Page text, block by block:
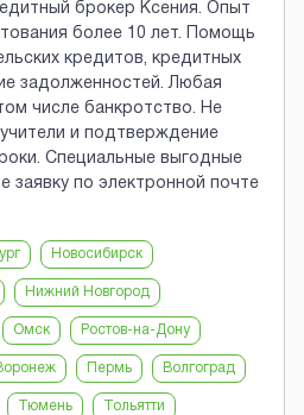
брокер Ксения. Опыт
более 10 лет. Помощь
кредитов, кредитных
задолженностей. Любая
числе банкротство. Не
и подтверждение
Специальные выгодные
заявку по электронной почте
Новосибирск
Нижний Новгород
Омск Ростов-на-Дону
Пермь Волгоград
Тюмень Тольятти